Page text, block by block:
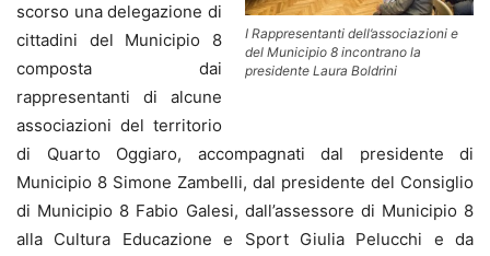
I Rappresentanti dell’associazioni e
del Municipio 8 incontrano la
presidente Laura Boldrini
scorso una delegazione di
cittadini del Municipio 8
composta dai
rappresentanti di alcune
associazioni del territorio
di Quarto Oggiaro, accompagnati dal presidente di
Municipio 8 Simone Zambelli, dal presidente del Consiglio
di Municipio 8 Fabio Galesi, dall’assessore di Municipio 8
alla Cultura Educazione e Sport Giulia Pelucchi e da